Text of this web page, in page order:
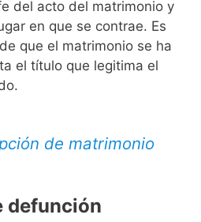
del acto del matrimonio y
en que se contrae. Es
que el matrimonio se ha
el título que legitima el
de matrimonio
defunción